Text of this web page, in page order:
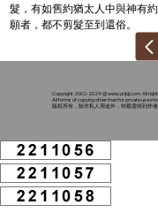
髮，有如舊約猶太人中與神有
願者，都不剪髮至到還俗。
Copyright 2002-2024 @www.ysljdj.com. All
All forms of copying other than for private use
版权所有，除作私人用途外，转载需得到作者